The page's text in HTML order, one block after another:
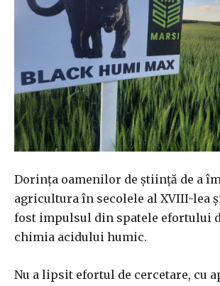
Dorința oamenilor de știință de a
agricultura în secolele al XVIII-lea
fost impulsul din spatele efortului
chimia acidului humic.
Nu a lipsit efortul de cercetare, cu